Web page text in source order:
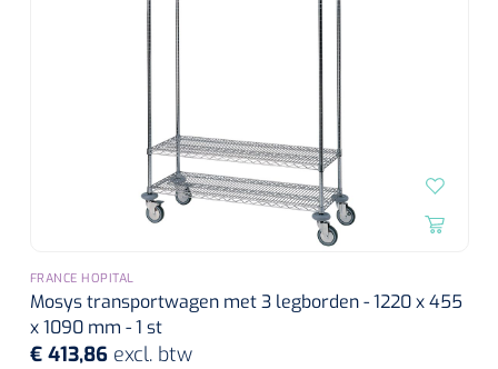
FRANCE HOPITAL
Mosys transportwagen met 3 legborden - 1220 x 455
x 1090 mm - 1 st
€ 413,86 excl. btw